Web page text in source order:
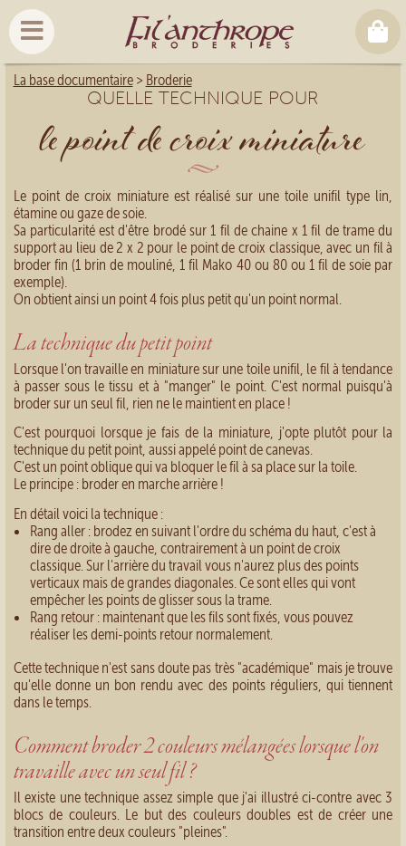
La base documentaire> Broderie
QUELLE TECHNIQUE POUR
le point de croix miniature
Le point de croix miniature est réalisé sur une toile unifil type lin,
étamine ou gaze de soie.
Sa particularité est d'être brodé sur 1 fil de chaine x 1 fil de trame du
support au lieu de 2 x 2 pour le point de croix classique, avec un fil à
broder fin (1 brin de mouliné, 1 fil Mako 40 ou 80 ou 1 fil de soie par
exemple).
On obtient ainsi un point 4 fois plus petit qu'un point normal.
La technique du petit point
Lorsque l'on travaille en miniature sur une toile unifil, le fil à tendance
à passer sous le tissu et à "manger" le point. C'est normal puisqu'à
broder sur un seul fil, rien ne le maintient en place !
C'est pourquoi lorsque je fais de la miniature, j'opte plutôt pour la
technique du petit point, aussi appelé point de canevas.
C'est un point oblique qui va bloquer le fil à sa place sur la toile.
Le principe : broder en marche arrière !
En détail voici la technique :
Rang aller : brodez en suivant l'ordre du schéma du haut, c'est à
dire de droite à gauche, contrairement à un point de croix
classique. Sur l'arrière du travail vous n'aurez plus des points
verticaux mais de grandes diagonales. Ce sont elles qui vont
empêcher les points de glisser sous la trame.
Rang retour : maintenant que les fils sont fixés, vous pouvez
réaliser les demi-points retour normalement.
Cette technique n'est sans doute pas très "académique" mais je trouve
qu'elle donne un bon rendu avec des points réguliers, qui tiennent
dans le temps.
Comment broder 2 couleurs mélangées lorsque l'on
travaille avec un seul fil ?
Il existe une technique assez simple que j'ai illustré ci-contre avec 3
blocs de couleurs. Le but des couleurs doubles est de créer une
transition entre deux couleurs "pleines".